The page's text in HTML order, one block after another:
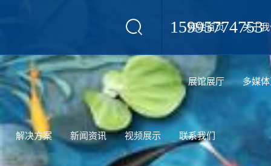
15995774753
网站首页 关于
展馆展厅 多媒
解决方案 新闻资讯 视频展示 联系我们